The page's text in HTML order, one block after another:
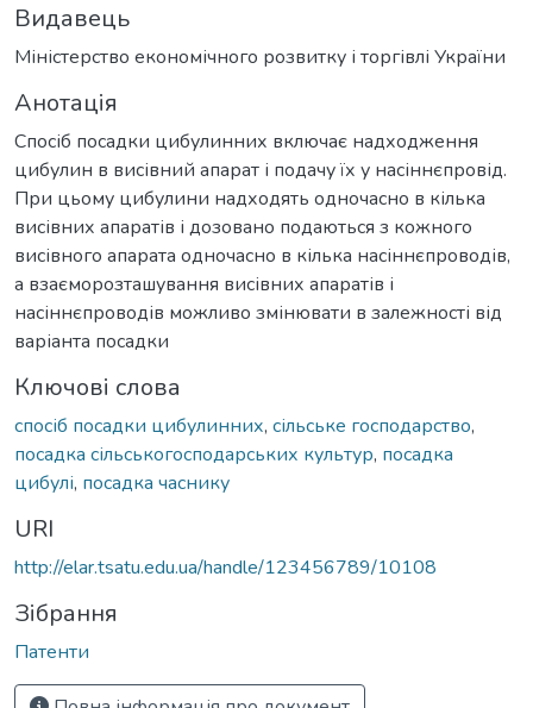
Видавець
Міністерство економічного розвитку і торгівлі України
Анотація
Спосіб посадки цибулинних включає надходження
цибулин в висівний апарат і подачу їх у насіннєпровід.
При цьому цибулини надходять одночасно в кілька
висівних апаратів і дозовано подаються з кожного
висівного апарата одночасно в кілька насіннєпроводів,
а взаєморозташування висівних апаратів і
насіннєпроводів можливо змінювати в залежності від
варіанта посадки
Ключові слова
спосіб посадки цибулинних, сільське господарство,
посадка сільськогосподарських культур, посадка
цибулі, посадка часнику
URI
http://elar.tsatu.edu.ua/handle/123456789/10108
Зібрання
Патенти